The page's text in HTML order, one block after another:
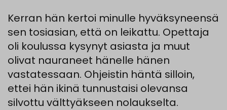
Kerran hän kertoi minulle hyväksyneensä
sen tosiasian, että on leikattu. Opettaja
oli koulussa kysynyt asiasta ja muut
olivat nauraneet hänelle hänen
vastatessaan. Ohjeistin häntä silloin,
ettei hän ikinä tunnustaisi olevansa
silvottu välttyäkseen nolaukselta.